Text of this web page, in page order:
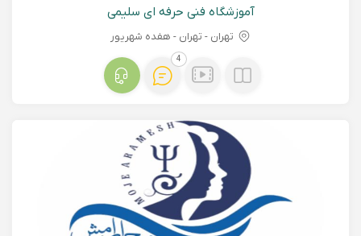
آموزشگاه فنی حرفه ای سلیمی
تهران - تهران - هفده شهریور
4